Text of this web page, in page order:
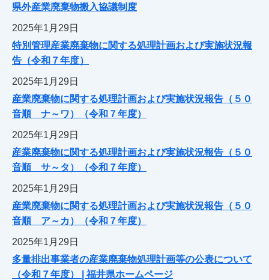
県外産業廃棄物搬入協議制度
2025年1月29日
特別管理産業廃棄物に関する処理計画および実施状況報
告（令和７年度）
2025年1月29日
産業廃棄物に関する処理計画および実施状況報告（５０
音順 ナ～ワ）（令和７年度）
2025年1月29日
産業廃棄物に関する処理計画および実施状況報告（５０
音順 サ～タ）（令和７年度）
2025年1月29日
産業廃棄物に関する処理計画および実施状況報告（５０
音順 ア～カ）（令和７年度）
2025年1月29日
多量排出事業者の産業廃棄物処理計画等の公表について
（令和７年度） | 福井県ホームページ